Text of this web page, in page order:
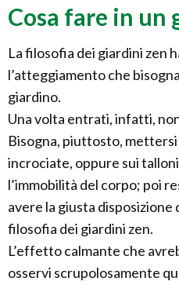
Cosa fare in un
La filosofia dei giardini zen
l’atteggiamento che
giardino.
Una volta entrati, infatti,
Bisogna, piuttosto, mettersi
incrociate, oppure sui
l’immobilità del corpo; poi
avere la giusta disposizione
filosofia dei giardini zen.
L’effetto calmante che
osservi scrupolosamente